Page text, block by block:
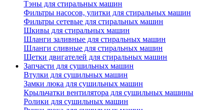
Тэны для стиральных машин
Фильтры насосов, улитки для стиральных машин
Фильтры сетевые для стиральных машин
Шкивы для стиральных машин
Шланги заливные для стиральных машин
Шланги сливные для стиральных машин
Щетки двигателей для стиральных машин
Запчасти для сушильных машин
Втулки для сушильных машин
Замки люка для сушильных машин
Крыльчатки вентилятора для сушильных машины
Ролики для сушильных машин